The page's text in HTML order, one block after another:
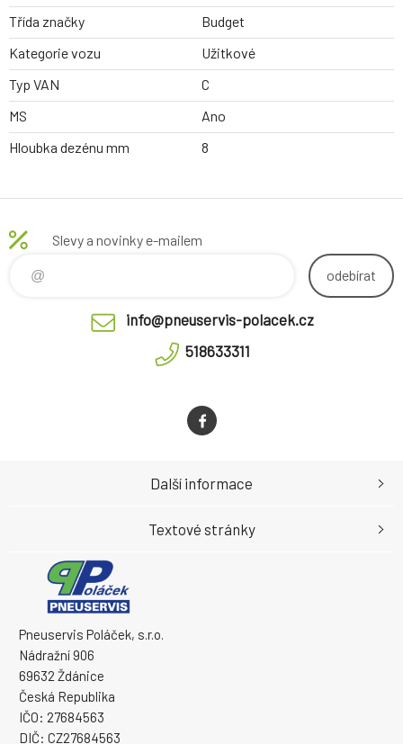
Třída značky
Budget
Kategorie vozu
Užitkové
Typ VAN
C
MS
Ano
Hloubka dezénu mm
8
Slevy a novinky e-mailem
odebírat
info@pneuservis-polacek.cz
518633311
Pneuservis Poláček, s.r.o.
Nádražní 906
69632 Ždánice
Česká Republika
IČO: 27684563
DIČ: CZ27684563
Další informace
Textové stránky